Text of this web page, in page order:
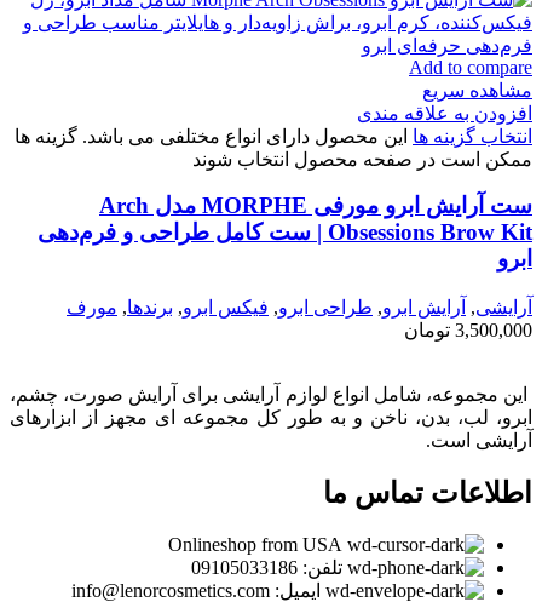
Add to compare
مشاهده سریع
افزودن به علاقه مندی
انتخاب گزینه ها این محصول دارای انواع مختلفی می باشد. گزینه ها
ممکن است در صفحه محصول انتخاب شوند
ست آرایش ابرو مورفی MORPHE مدل Arch
Obsessions Brow Kit | ست کامل طراحی و فرم‌دهی
ابرو
آرایشی, آرايش ابرو, طراحی ابرو, فیکس ابرو, برندها, مورف
3,500,000 تومان
این مجموعه، شامل انواع لوازم آرایشی برای آرایش صورت، چشم،
ابرو، لب، بدن، ناخن و به طور کل مجموعه ای مجهز از ابزارهای
آرایشی است.
اطلاعات تماس ما
Onlineshop from USA
تلفن: 09105033186
ایمیل: info@lenorcosmetics.com